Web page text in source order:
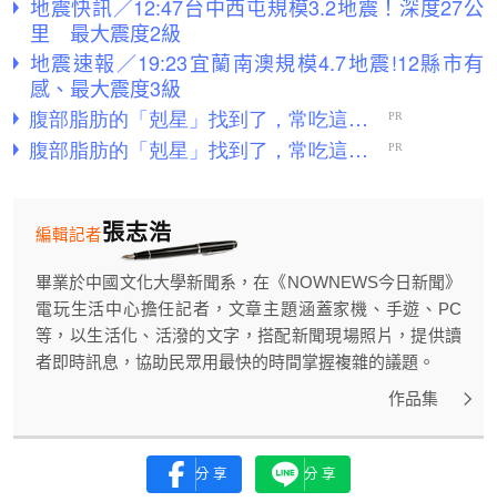
地震快訊／12:47台中西屯規模3.2地震！深度27公
里 最大震度2級
地震速報／19:23宜蘭南澳規模4.7地震!12縣市有
感、最大震度3級
張志浩
編輯記者
畢業於中國文化大學新聞系，在《NOWNEWS今日新聞》
電玩生活中心擔任記者，文章主題涵蓋家機、手遊、PC
等，以生活化、活潑的文字，搭配新聞現場照片，提供讀
者即時訊息，協助民眾用最快的時間掌握複雜的議題。
作品集
分享 分享